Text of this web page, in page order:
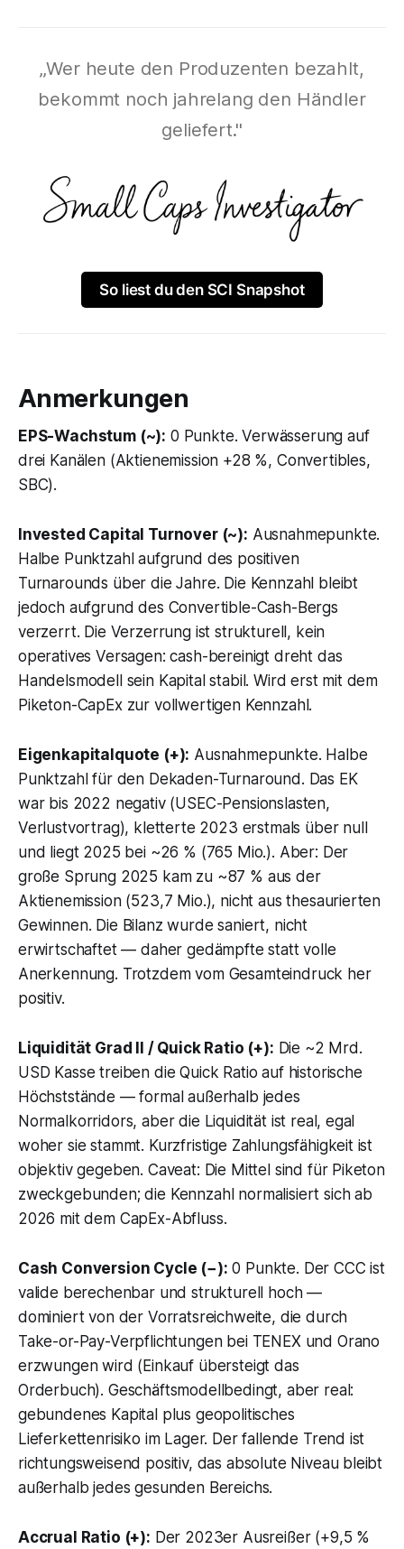
„Wer heute den Produzenten bezahlt,
bekommt noch jahrelang den Händler
geliefert."
So liest du den SCI Snapshot
Anmerkungen
EPS-Wachstum (~): 0 Punkte. Verwässerung auf
drei Kanälen (Aktienemission +28 %, Convertibles,
SBC).
Invested Capital Turnover (~): Ausnahmepunkte.
Halbe Punktzahl aufgrund des positiven
Turnarounds über die Jahre. Die Kennzahl bleibt
jedoch aufgrund des Convertible-Cash-Bergs
verzerrt. Die Verzerrung ist strukturell, kein
operatives Versagen: cash-bereinigt dreht das
Handelsmodell sein Kapital stabil. Wird erst mit dem
Piketon-CapEx zur vollwertigen Kennzahl.
Eigenkapitalquote (+): Ausnahmepunkte. Halbe
Punktzahl für den Dekaden-Turnaround. Das EK
war bis 2022 negativ (USEC-Pensionslasten,
Verlustvortrag), kletterte 2023 erstmals über null
und liegt 2025 bei ~26 % (765 Mio.). Aber: Der
große Sprung 2025 kam zu ~87 % aus der
Aktienemission (523,7 Mio.), nicht aus thesaurierten
Gewinnen. Die Bilanz wurde saniert, nicht
erwirtschaftet — daher gedämpfte statt volle
Anerkennung. Trotzdem vom Gesamteindruck her
positiv.
Liquidität Grad II / Quick Ratio (+): Die ~2 Mrd.
USD Kasse treiben die Quick Ratio auf historische
Höchststände — formal außerhalb jedes
Normalkorridors, aber die Liquidität ist real, egal
woher sie stammt. Kurzfristige Zahlungsfähigkeit ist
objektiv gegeben. Caveat: Die Mittel sind für Piketon
zweckgebunden; die Kennzahl normalisiert sich ab
2026 mit dem CapEx-Abfluss.
Cash Conversion Cycle (−): 0 Punkte. Der CCC ist
valide berechenbar und strukturell hoch —
dominiert von der Vorratsreichweite, die durch
Take-or-Pay-Verpflichtungen bei TENEX und Orano
erzwungen wird (Einkauf übersteigt das
Orderbuch). Geschäftsmodellbedingt, aber real:
gebundenes Kapital plus geopolitisches
Lieferkettenrisiko im Lager. Der fallende Trend ist
richtungsweisend positiv, das absolute Niveau bleibt
außerhalb jedes gesunden Bereichs.
Accrual Ratio (+): Der 2023er Ausreißer (+9,5 %